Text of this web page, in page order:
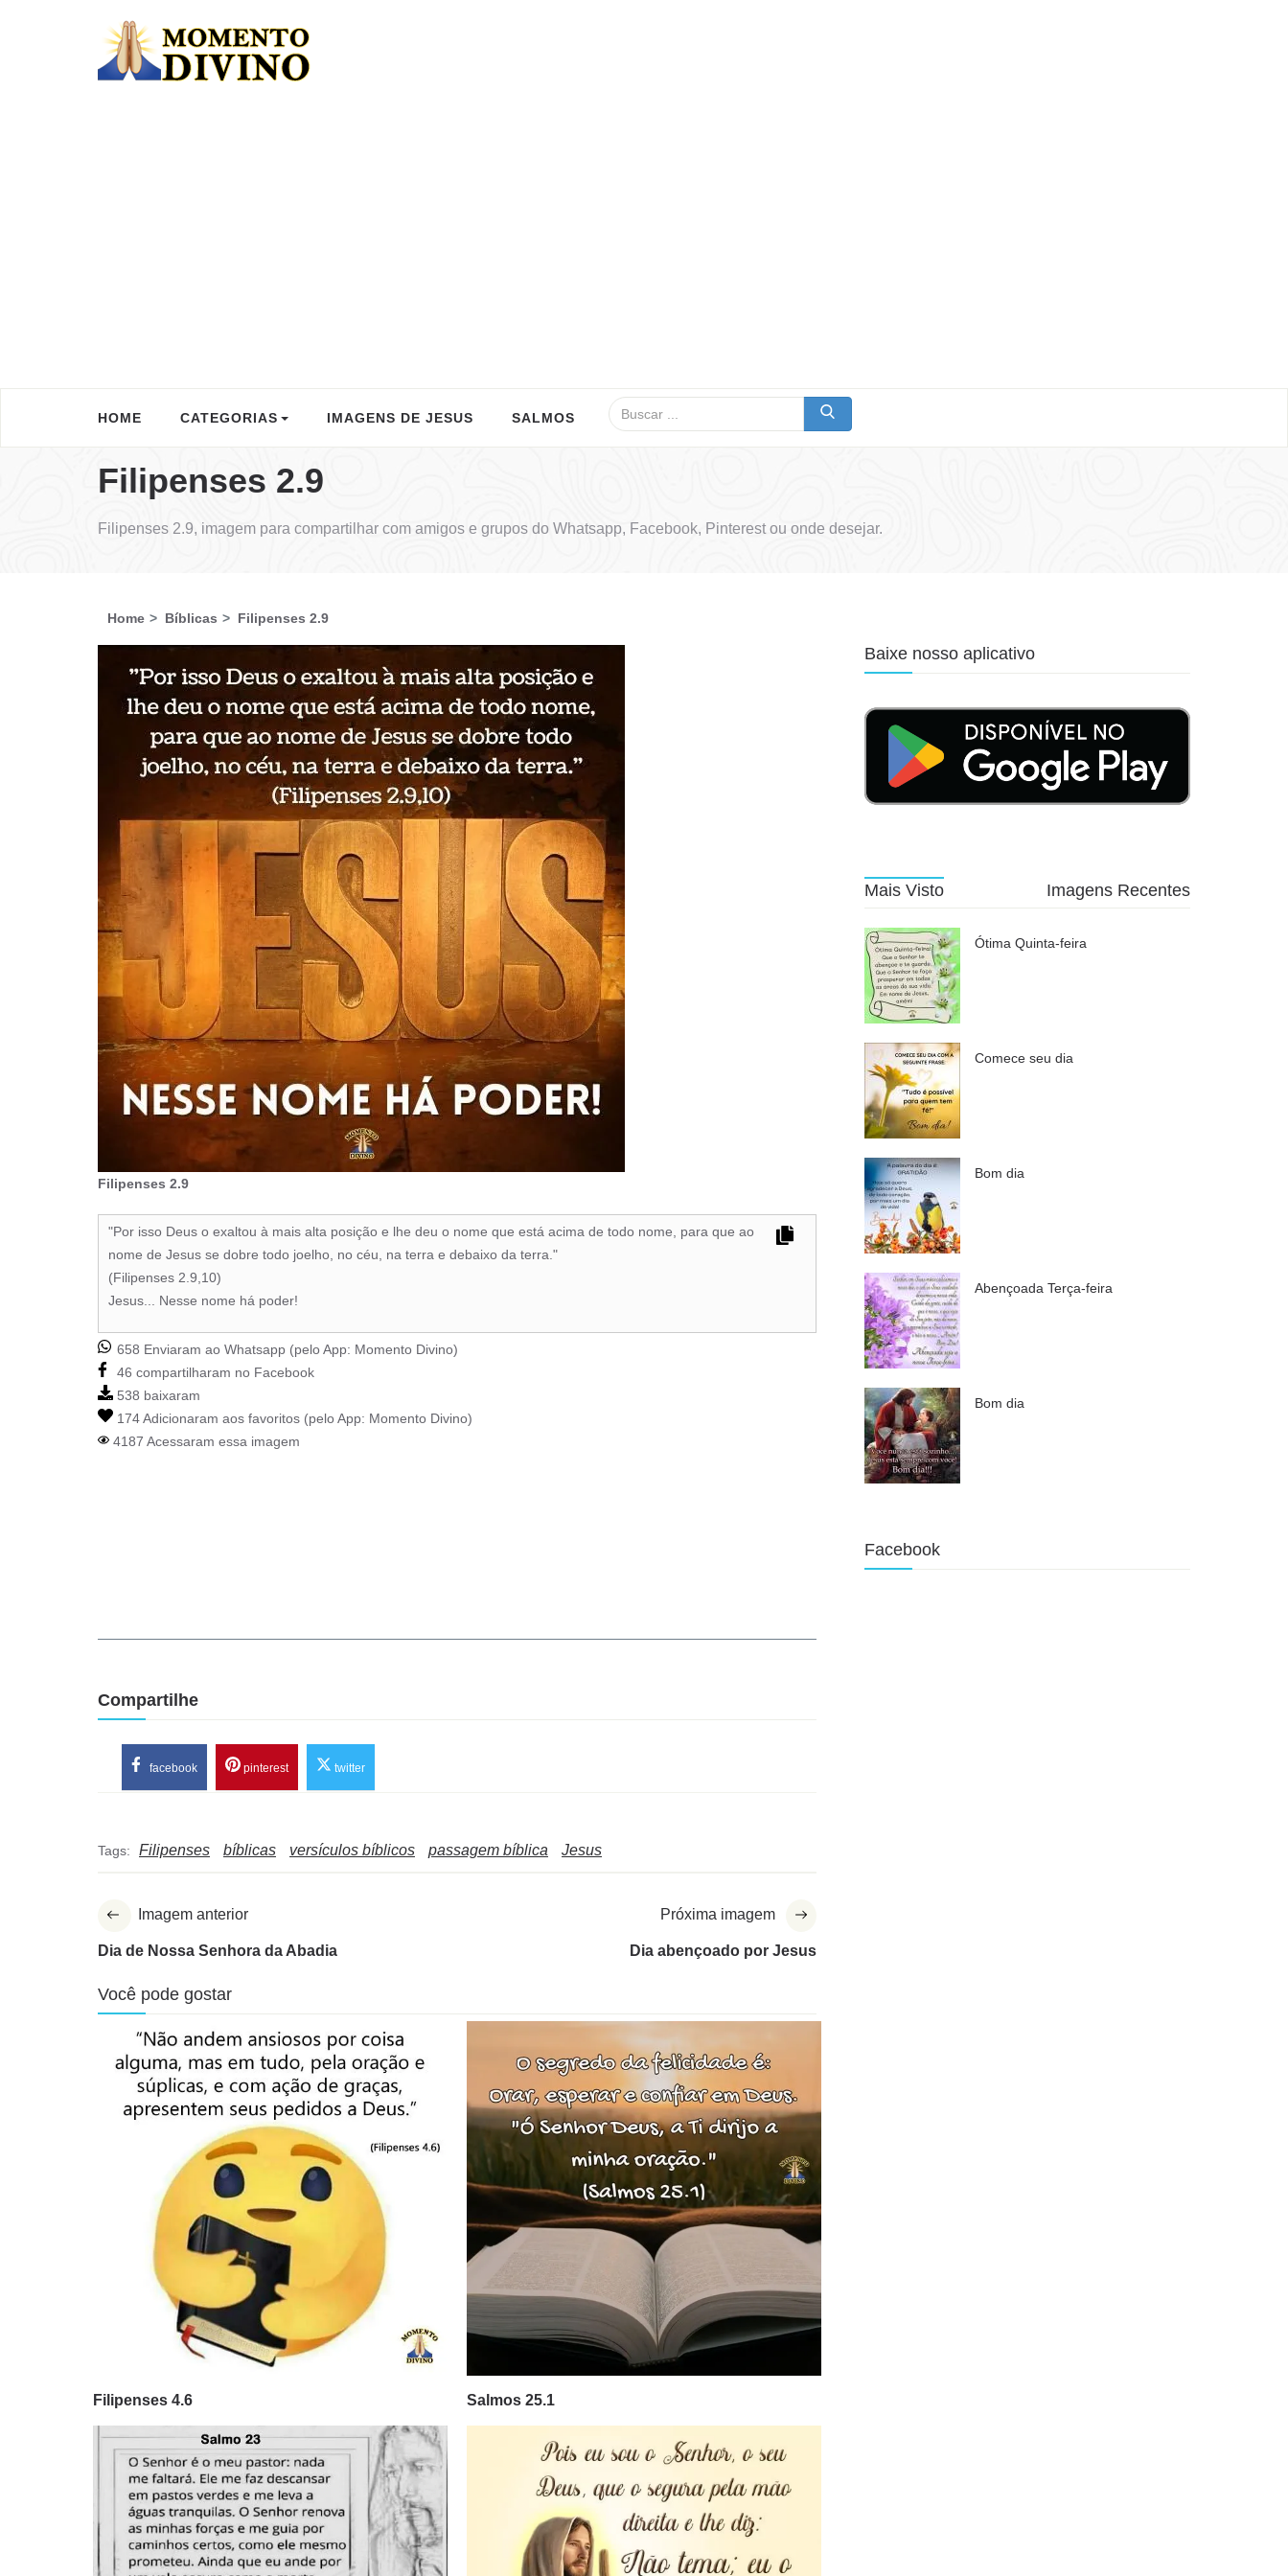
HOME CATEGORIAS IMAGENS DE JESUS SALMOS
Filipenses 2.9
Filipenses 2.9, imagem para compartilhar com amigos e grupos do Whatsapp, Facebook, Pinterest ou onde desejar.
Home Bíblicas Filipenses 2.9
Filipenses 2.9
"Por isso Deus o exaltou à mais alta posição e lhe deu o nome que está acima de todo nome, para que ao
nome de Jesus se dobre todo joelho, no céu, na terra e debaixo da terra."
(Filipenses 2.9,10)
Jesus... Nesse nome há poder!
658 Enviaram ao Whatsapp (pelo App: Momento Divino)
46 compartilharam no Facebook
538 baixaram
174 Adicionaram aos favoritos (pelo App: Momento Divino)
4187 Acessaram essa imagem
Compartilhe
facebook pinterest twitter
Tags: Filipenses bíblicas versículos bíblicos passagem bíblica Jesus
Imagem anterior
Dia de Nossa Senhora da Abadia
Próxima imagem
Dia abençoado por Jesus
Você pode gostar
Filipenses 4.6 Salmos 25.1
Baixe nosso aplicativo
Mais Visto Imagens Recentes
Ótima Quinta-feira
Comece seu dia
Bom dia
Abençoada Terça-feira
Bom dia
Facebook